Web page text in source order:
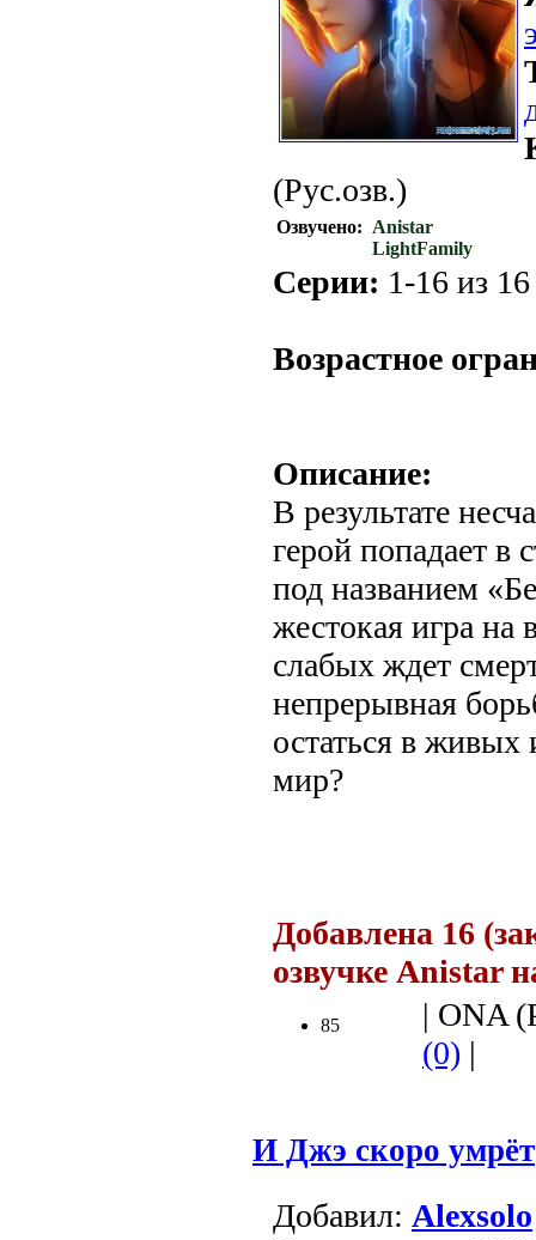
(Рус.озв.)
Озвучено: Anistar
LightFamily
Серии: 1-16 из
Возрастное
Описание:
В результате
герой попадает в
под названием
жестокая игра на
слабых ждет
непрерывная
остаться в
мир?
Добавлена 16
озвучке Anistar
85
| ONA
(0) |
И Джэ скоро умрёт
Добавил: Alexsolo